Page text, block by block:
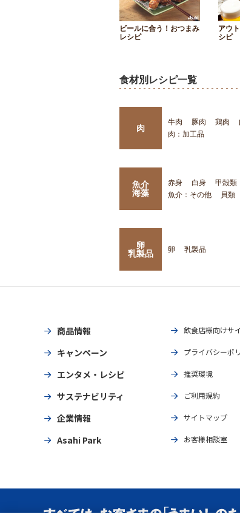
ビールに合う！おつまみ
レシピ
アウ
シピ
食材別レシピ一覧
肉
牛肉 豚肉 鶏肉
肉：加工品
魚介
海藻
赤身 白身 甲殻類
魚介：その他
貝類
卵
乳製品
卵 乳製品
商品情報
キャンペーン
エンタメ・レシピ
サステナビリティ
企業情報
Asahi Park
飲食店様向けサ
プライバシーポ
推奨環境
ご利用規約
サイトマップ
お客様相談室